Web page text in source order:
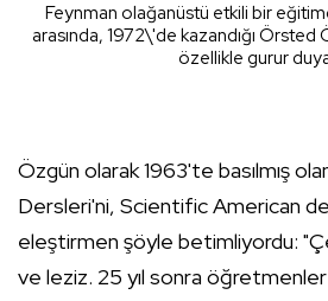
Feynman olağanüstü etkili bir
arasında, 1972\'de kazandığı Örsted
özellikle gurur
Özgün olarak 1963'te basılmış
Dersleri'ni, Scientific American
eleştirmen şöyle betimliyordu:
ve leziz. 25 yıl sonra